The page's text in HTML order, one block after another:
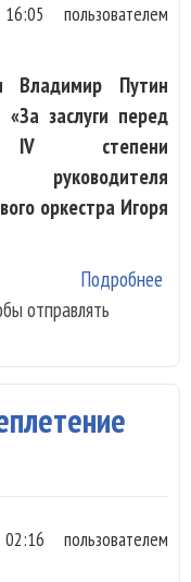
пользователем
Владимир Путин
заслуги перед
IV степени
руководителя
оркестра Игоря
Подробнее
отправлять
пользователем